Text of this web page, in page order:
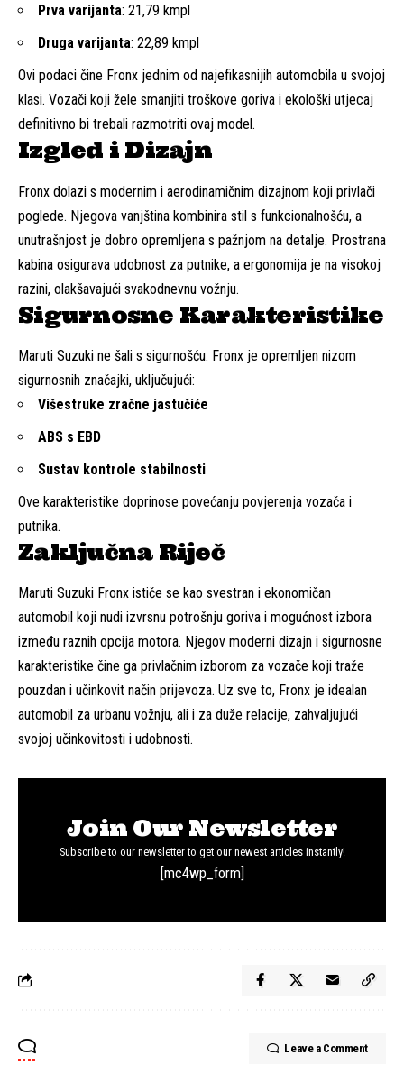
Prva varijanta: 21,79 kmpl
Druga varijanta: 22,89 kmpl
Ovi podaci čine Fronx jednim od najefikasnijih automobila u svojoj
klasi. Vozači koji žele smanjiti troškove goriva i ekološki utjecaj
definitivno bi trebali razmotriti ovaj model.
Izgled i Dizajn
Fronx dolazi s modernim i aerodinamičnim dizajnom koji privlači
poglede. Njegova vanjština kombinira stil s funkcionalnošću, a
unutrašnjost je dobro opremljena s pažnjom na detalje. Prostrana
kabina osigurava udobnost za putnike, a ergonomija je na visokoj
razini, olakšavajući svakodnevnu vožnju.
Sigurnosne Karakteristike
Maruti Suzuki ne šali s sigurnošću. Fronx je opremljen nizom
sigurnosnih značajki, uključujući:
Višestruke zračne jastučiće
ABS s EBD
Sustav kontrole stabilnosti
Ove karakteristike doprinose povećanju povjerenja vozača i
putnika.
Zaključna Riječ
Maruti Suzuki Fronx ističe se kao svestran i ekonomičan
automobil koji nudi izvrsnu potrošnju goriva i mogućnost izbora
između raznih opcija motora. Njegov moderni dizajn i sigurnosne
karakteristike čine ga privlačnim izborom za vozače koji traže
pouzdan i učinkovit način prijevoza. Uz sve to, Fronx je idealan
automobil za urbanu vožnju, ali i za duže relacije, zahvaljujući
svojoj učinkovitosti i udobnosti.
Join Our Newsletter
Subscribe to our newsletter to get our newest articles instantly!
[mc4wp_form]
Leave a Comment